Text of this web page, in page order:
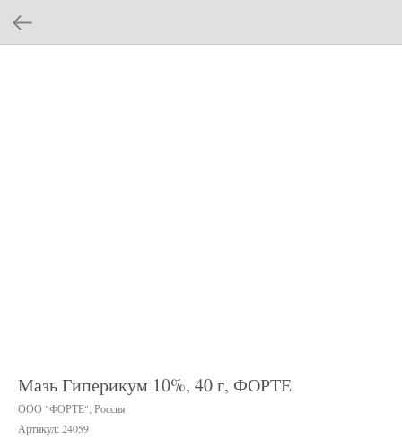
Мазь Гиперикум 10%, 40 г, ФОРТЕ
ООО "ФОРТЕ", Россия
Артикул: 24059